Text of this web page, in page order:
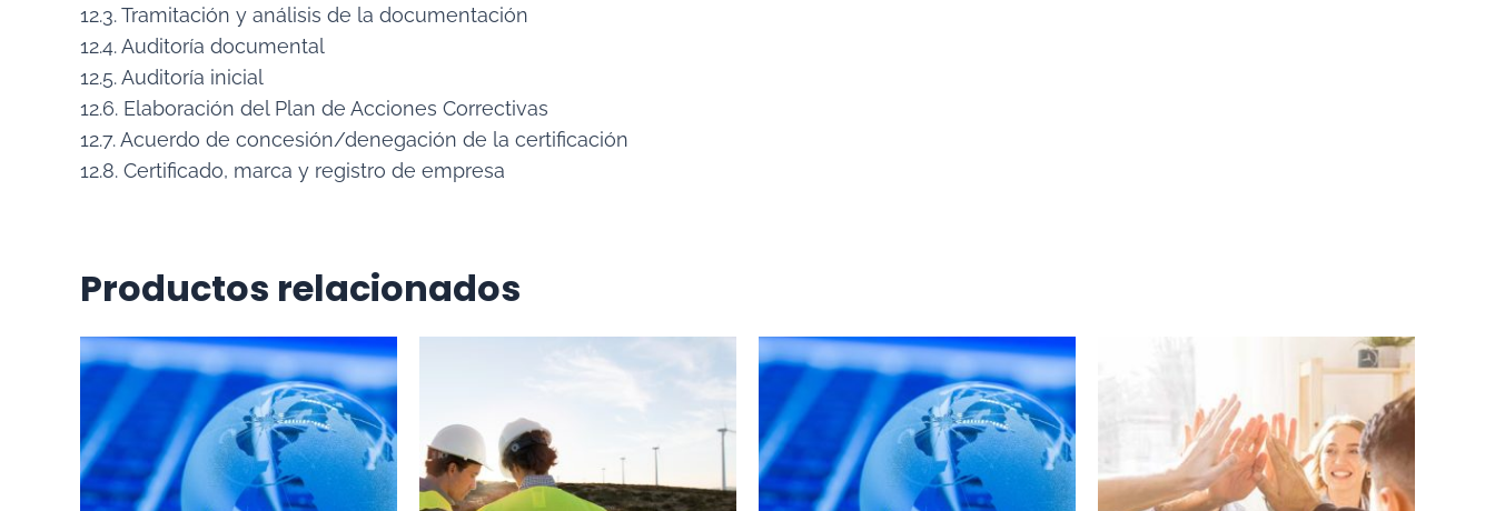
12.3. Tramitación y análisis de la documentación
12.4. Auditoría documental
12.5. Auditoría inicial
12.6. Elaboración del Plan de Acciones Correctivas
12.7. Acuerdo de concesión/denegación de la certificación
12.8. Certificado, marca y registro de empresa
Productos relacionados